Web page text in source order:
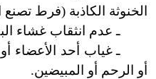
الخنوثة الكاذبة (فرط تصنع
ـ عدم انثقاب غشاء
ـ غياب أحد الأعضاء
أو الرحم أو المبيضين.